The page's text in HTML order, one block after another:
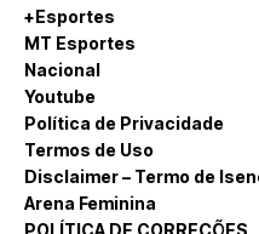
+Esportes
MT Esportes
Nacional
Youtube
Política de Privacidade
Termos de Uso
Disclaimer – Termo de
Arena Feminina